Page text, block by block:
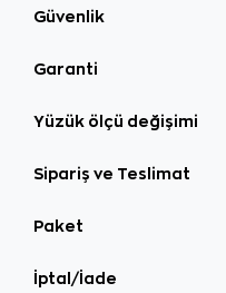
Güvenlik
Garanti
Yüzük ölçü değişimi
Sipariş ve Teslimat
Paket
İptal/İade